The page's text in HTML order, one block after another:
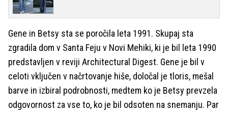
Gene in Betsy sta se poročila leta 1991. Skupaj sta
zgradila dom v Santa Feju v Novi Mehiki, ki je bil leta 1990
predstavljen v reviji Architectural Digest. Gene je bil v
celoti vključen v načrtovanje hiše, določal je tloris, mešal
barve in izbiral podrobnosti, medtem ko je Betsy prevzela
odgovornost za vse to, ko je bil odsoten na snemanju. Par